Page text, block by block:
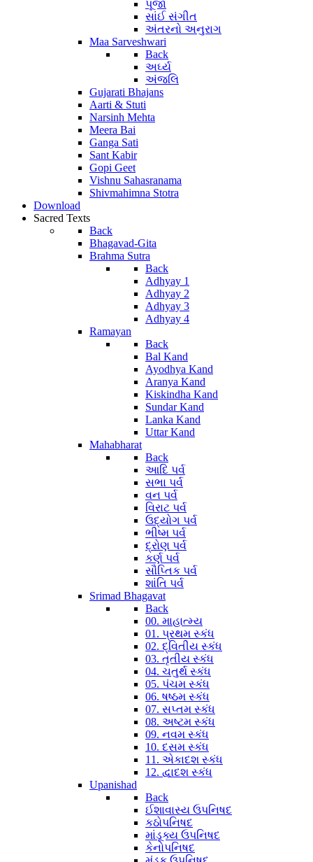
પૂજા
સાંઈ સંગીત
અંતરનો અનુરાગ
Maa Sarveshwari
Back
અર્ઘ્ય
અંજલિ
Gujarati Bhajans
Aarti & Stuti
Narsinh Mehta
Meera Bai
Ganga Sati
Sant Kabir
Gopi Geet
Vishnu Sahasranama
Shivmahimna Stotra
Download
Sacred Texts
Back
Bhagavad-Gita
Brahma Sutra
Back
Adhyay 1
Adhyay 2
Adhyay 3
Adhyay 4
Ramayan
Back
Bal Kand
Ayodhya Kand
Aranya Kand
Kiskindha Kand
Sundar Kand
Lanka Kand
Uttar Kand
Mahabharat
Back
આદિ પર્વ
સભા પર્વ
વન પર્વ
વિરાટ પર્વ
ઉદ્યોગ પર્વ
ભીષ્મ પર્વ
દ્રોણ પર્વ
કર્ણ પર્વ
સૌપ્તિક પર્વ
શાંતિ પર્વ
Srimad Bhagavat
Back
00. માહાત્મ્ય
01. પ્રથમ સ્કંધ
02. દ્વિતીય સ્કંધ
03. તૃતીય સ્કંધ
04. ચતુર્થ સ્કંધ
05. પંચમ સ્કંધ
06. ષષ્ઠમ સ્કંધ
07. સપ્તમ સ્કંધ
08. અષ્ટમ સ્કંધ
09. નવમ સ્કંધ
10. દસમ સ્કંધ
11. એકાદશ સ્કંધ
12. દ્વાદશ સ્કંધ
Upanishad
Back
ઈશાવાસ્ય ઉપનિષદ
કઠોપનિષદ
માંડૂક્ય ઉપનિષદ
કેનોપનિષદ